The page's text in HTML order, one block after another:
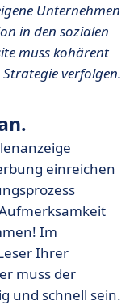
Unternehmen
in den sozialen
muss kohärent
verfolgen.
einreichen
Im
Ihrer
muss der
und schnell sein.